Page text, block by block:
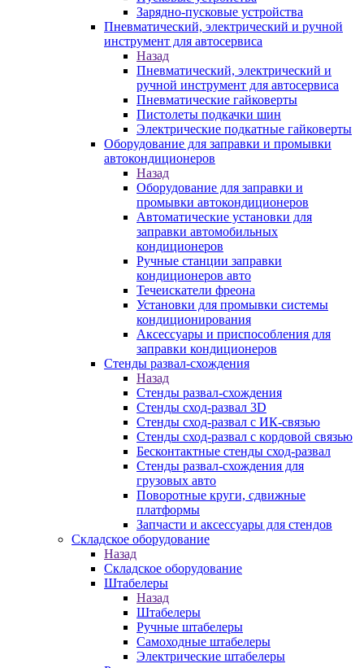
Зарядно-пусковые устройства
Пневматический, электрический и ручной
инструмент для автосервиса
Назад
Пневматический, электрический и
ручной инструмент для автосервиса
Пневматические гайковерты
Пистолеты подкачки шин
Электрические подкатные гайковерты
Оборудование для заправки и промывки
автокондиционеров
Назад
Оборудование для заправки и
промывки автокондиционеров
Автоматические установки для
заправки автомобильных
кондиционеров
Ручные станции заправки
кондиционеров авто
Течеискатели фреона
Установки для промывки системы
кондиционирования
Аксессуары и приспособления для
заправки кондиционеров
Стенды развал-схождения
Назад
Стенды развал-схождения
Стенды сход-развал 3D
Стенды сход-развал с ИК-связью
Стенды сход-развал с кордовой связью
Бесконтактные стенды сход-развал
Стенды развал-схождения для
грузовых авто
Поворотные круги, сдвижные
платформы
Запчасти и аксессуары для стендов
Складское оборудование
Назад
Складское оборудование
Штабелеры
Назад
Штабелеры
Ручные штабелеры
Самоходные штабелеры
Электрические штабелеры